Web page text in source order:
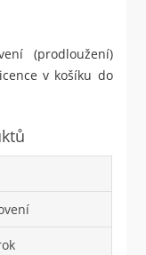
(prodloužení)
v košíku do